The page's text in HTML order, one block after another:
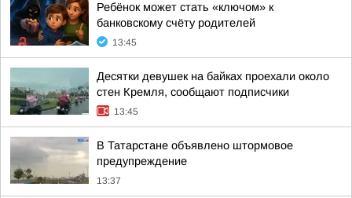
Ребёнок может стать «ключом» к
банковскому счёту родителей
13:45
Десятки девушек на байках проехали около
стен Кремля, сообщают подписчики
13:45
В Татарстане объявлено штормовое
предупреждение
13:37